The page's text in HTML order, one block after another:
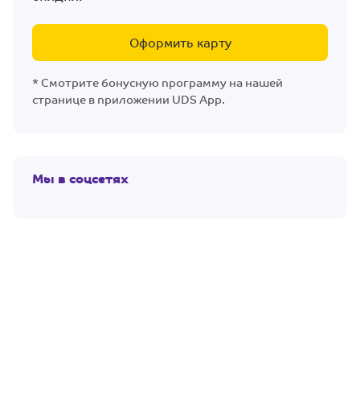
Оформить карту
* Смотрите бонусную программу на нашей
странице в приложении UDS App.
Мы в соцсетях